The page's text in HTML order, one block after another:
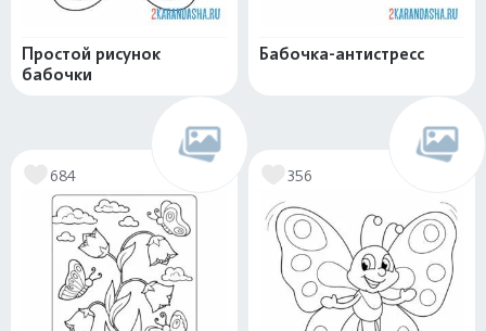
Простой рисунок
бабочки
Бабочка-антистресс
684 356